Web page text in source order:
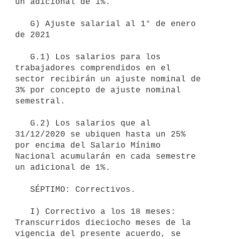
de 2021
trabajadores comprendidos en el
sector recibirán un ajuste nominal de
3% por concepto de ajuste nominal
semestral.
31/12/2020 se ubiquen hasta un 25%
por encima del Salario Mínimo
Nacional acumularán en cada semestre
un adicional de 1%.
Transcurridos dieciocho meses de la
vigencia del presente acuerdo, se